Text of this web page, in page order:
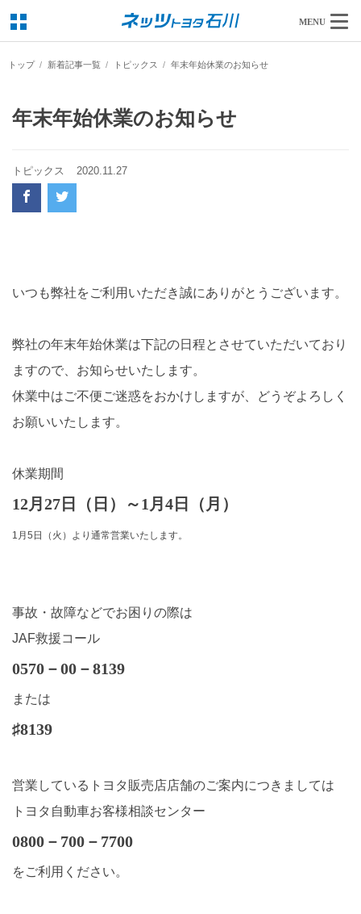
MENU
トップ 新着記事一覧 トピックス 年末年始休業のお知らせ
年末年始休業のお知らせ
トピックス 2020.11.27
いつも弊社をご利用いただき誠にありがとうございます。
弊社の年末年始休業は下記の日程とさせていただいており
ますので、お知らせいたします。
休業中はご不便ご迷惑をおかけしますが、どうぞよろしく
お願いいたします。
休業期間
12月27日（日）～1月4日（月）
1月5日（火）より通常営業いたします。
事故・故障などでお困りの際は
JAF救援コール
0570－00－8139
または
♯8139
営業しているトヨタ販売店店舗のご案内につきましては
トヨタ自動車お客様相談センター
0800－700－7700
をご利用ください。